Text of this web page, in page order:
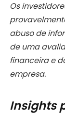
Os
abuso de
de uma
financeira e
empresa.
Insights